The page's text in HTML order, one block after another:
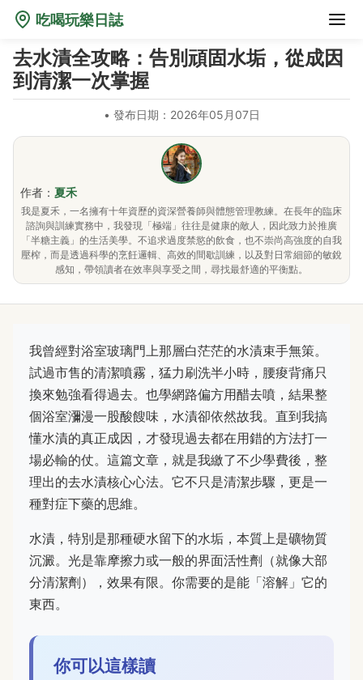
吃喝玩樂日誌
去水漬全攻略：告別頑固水垢，從成因
到清潔一次掌握
• 發布日期：2026年05月07日
作者： 夏禾
我是夏禾，一名擁有十年資歷的資深營養師與體態管理教練。在長年的臨床
諮詢與訓練實務中，我發現「極端」往往是健康的敵人，因此致力於推廣
「半糖主義」的生活美學。不追求過度禁慾的飲食，也不崇尚高強度的自我
壓榨，而是透過科學的烹飪邏輯、高效的間歇訓練，以及對日常細節的敏銳
感知，帶領讀者在效率與享受之間，尋找最舒適的平衡點。
我曾經對浴室玻璃門上那層白茫茫的水漬束手無策。
試過市售的清潔噴霧，猛力刷洗半小時，腰痠背痛只
換來勉強看得過去。也學網路偏方用醋去噴，結果整
個浴室瀰漫一股酸餿味，水漬卻依然故我。直到我搞
懂水漬的真正成因，才發現過去都在用錯的方法打一
場必輸的仗。這篇文章，就是我繳了不少學費後，整
理出的去水漬核心心法。它不只是清潔步驟，更是一
種對症下藥的思維。
水漬，特別是那種硬水留下的水垢，本質上是礦物質
沉澱。光是靠摩擦力或一般的界面活性劑（就像大部
分清潔劑），效果有限。你需要的是能「溶解」它的
東西。
你可以這樣讀